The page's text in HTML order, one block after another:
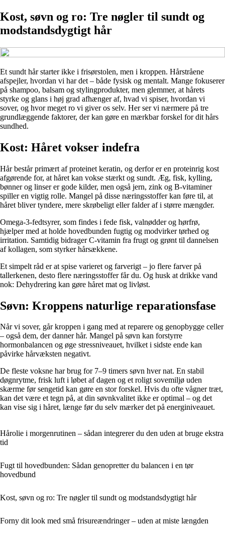
Kost, søvn og ro: Tre nøgler til sundt og
modstandsdygtigt hår
Et sundt hår starter ikke i frisørstolen, men i kroppen. Hårstråene
afspejler, hvordan vi har det – både fysisk og mentalt. Mange fokuserer
på shampoo, balsam og stylingprodukter, men glemmer, at hårets
styrke og glans i høj grad afhænger af, hvad vi spiser, hvordan vi
sover, og hvor meget ro vi giver os selv. Her ser vi nærmere på tre
grundlæggende faktorer, der kan gøre en mærkbar forskel for dit hårs
sundhed.
Kost: Håret vokser indefra
Hår består primært af proteinet keratin, og derfor er en proteinrig kost
afgørende for, at håret kan vokse stærkt og sundt. Æg, fisk, kylling,
bønner og linser er gode kilder, men også jern, zink og B-vitaminer
spiller en vigtig rolle. Mangel på disse næringsstoffer kan føre til, at
håret bliver tyndere, mere skrøbeligt eller falder af i større mængder.
Omega-3-fedtsyrer, som findes i fede fisk, valnødder og hørfrø,
hjælper med at holde hovedbunden fugtig og modvirker tørhed og
irritation. Samtidig bidrager C-vitamin fra frugt og grønt til dannelsen
af kollagen, som styrker hårsækkene.
Et simpelt råd er at spise varieret og farverigt – jo flere farver på
tallerkenen, desto flere næringsstoffer får du. Og husk at drikke vand
nok: Dehydrering kan gøre håret mat og livløst.
Søvn: Kroppens naturlige reparationsfase
Når vi sover, går kroppen i gang med at reparere og genopbygge celler
– også dem, der danner hår. Mangel på søvn kan forstyrre
hormonbalancen og øge stressniveauet, hvilket i sidste ende kan
påvirke hårvæksten negativt.
De fleste voksne har brug for 7–9 timers søvn hver nat. En stabil
døgnrytme, frisk luft i løbet af dagen og et roligt sovemiljø uden
skærme før sengetid kan gøre en stor forskel. Hvis du ofte vågner træt,
kan det være et tegn på, at din søvnkvalitet ikke er optimal – og det
kan vise sig i håret, længe før du selv mærker det på energiniveauet.
Hårolie i morgenrutinen – sådan integrerer du den uden at bruge ekstra
tid
Fugt til hovedbunden: Sådan genopretter du balancen i en tør
hovedbund
Kost, søvn og ro: Tre nøgler til sundt og modstandsdygtigt hår
Forny dit look med små frisureændringer – uden at miste længden